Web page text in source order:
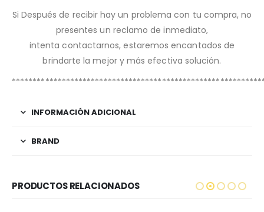
Si Después de recibir hay un problema con tu compra, no
presentes un reclamo de inmediato,
intenta contactarnos, estaremos encantados de
brindarte la mejor y más efectiva solución.
INFORMACIÓN ADICIONAL
BRAND
PRODUCTOS RELACIONADOS